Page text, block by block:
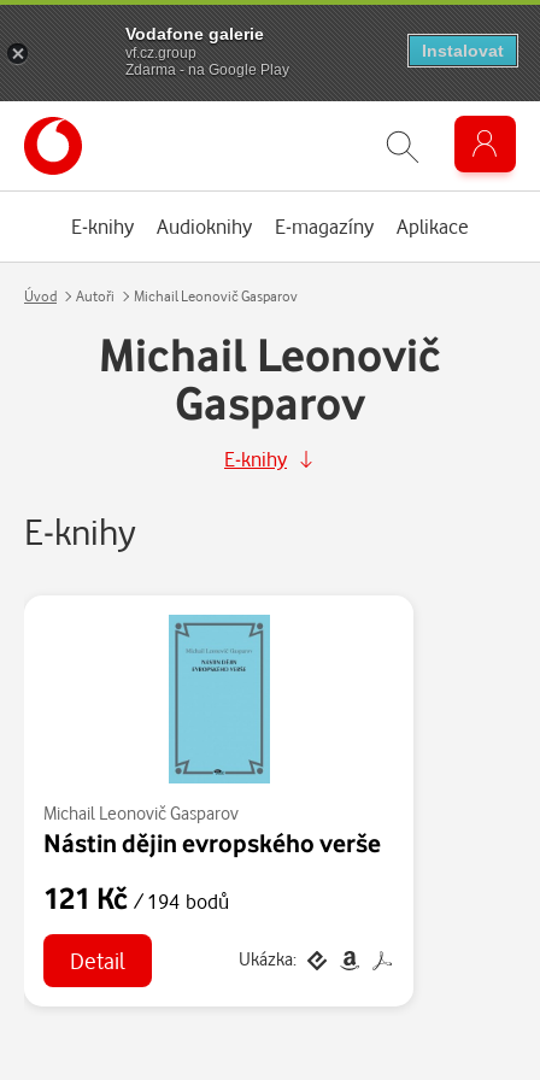
E-knihy Audioknihy E-magazíny Aplikace
Úvod Autoři Michail Leonovič Gasparov
Michail Leonovič
Gasparov
E-knihy
E-knihy
Michail Leonovič Gasparov
Nástin dějin evropského verše
121 Kč / 194 bodů
Detail Ukázka:
Vodafone galerie
vf.cz.group
Zdarma - na Google Play
Instalovat